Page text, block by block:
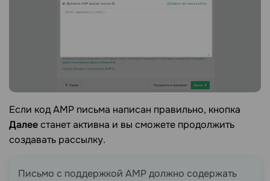
Если код AMP письма написан правильно, кнопка
Далеестанет активна и вы сможете продолжить
создавать рассылку.
Письмо с поддержкой AMP должно содержать